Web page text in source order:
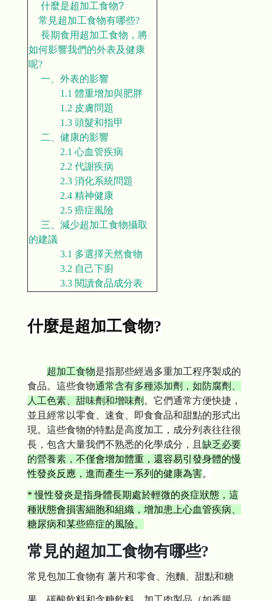
什麼是超加工食物?
常見超加工食物有哪些?
長期食用超加工食物，將
如何影響我們的外表及健康
呢?
一、 外表的影響
1.1 體重增加與肥胖
1.2 皮膚問題
1.3 頭髮和指甲
二、 健康的影響
2.1 心血管疾病
2.2 代謝疾病
2.3 消化系統問題
2.4 精神健康
2.5 癌症風險
三、 減少超加工食物攝取
的建議
3.1 多選擇天然食物
3.2 自己下廚
3.3 閱讀食品成分表
什麼是超加工食物?
超加工食物是指那些經過多重加工程序製成的
食品。這些食物通常含有多種添加劑，如防腐劑、
人工色素、甜味劑和增味劑 。它們通常方便快捷，
並且經常以零食、速食、即食食品和甜點的形式出
現。這些食物的特點是高度加工，成分列表往往很
長，包含大量我們不熟悉的化學成分，且 缺乏必要
的營養素， 不僅會增加體重，還容易引發身體的慢
性發炎反應，進而產生一系列的健康為害。
* 慢性發炎是指身體長期處於輕微的炎症狀態，這
種狀態會損害細胞和組織，增加患上心血管疾病、
糖尿病和某些癌症的風險。
常見的超加工食物有哪些?
常見包加工食物有 薯片和零食、泡麵、甜點和糖